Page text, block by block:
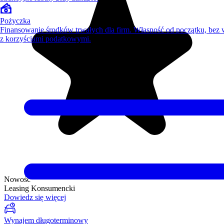
Nowość
Leasing Konsumencki
Dowiedz się więcej
Wynajem długoterminowy
Pożyczka
Finansowanie środków trwałych dla firm. Własność od początku, bez
z korzyściami podatkowymi.